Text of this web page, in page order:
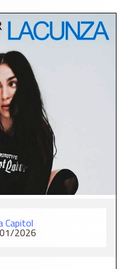
Capitol
2026